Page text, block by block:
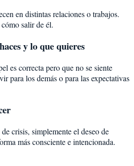
en distintas relaciones o trabajos.
salir de él.
y lo que quieres
es correcta pero que no se siente
para los demás o para las expectativas
crisis, simplemente el deseo de
más consciente e intencionada.